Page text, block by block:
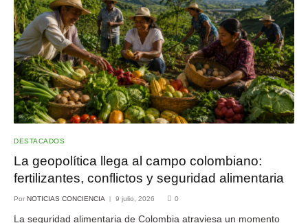
DESTACADOS
La geopolítica llega al campo colombiano:
fertilizantes, conflictos y seguridad alimentaria
Por NOTICIAS CONCIENCIA 9 julio, 2026 0
La seguridad alimentaria de Colombia atraviesa un momento